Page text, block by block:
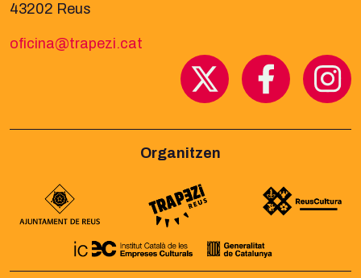
43202 Reus
oficina@trapezi.cat
Organitzen